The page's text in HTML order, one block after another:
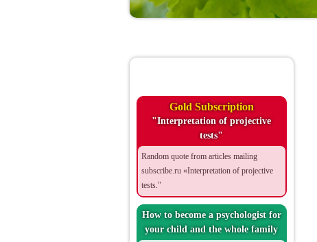
Gold Subscription
"Interpretation of projective
tests"
Random quote from articles mailing
subscribe.ru «Interpretation of projective
tests."
How to become a psychologist for
your child and the whole family